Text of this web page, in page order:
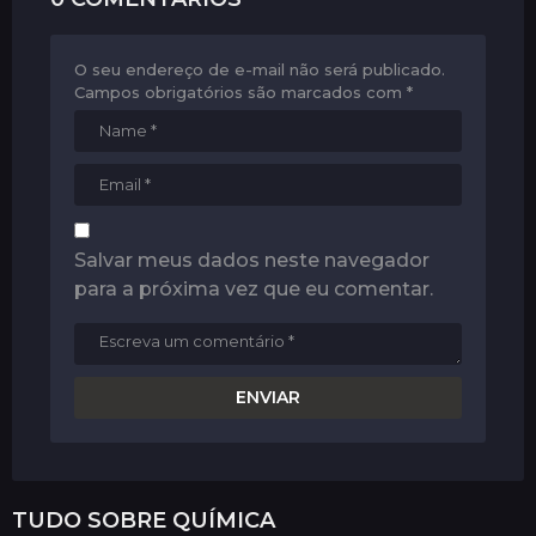
O seu endereço de e-mail não será publicado.
Campos obrigatórios são marcados com *
Salvar meus dados neste navegador
para a próxima vez que eu comentar.
TUDO SOBRE QUÍMICA